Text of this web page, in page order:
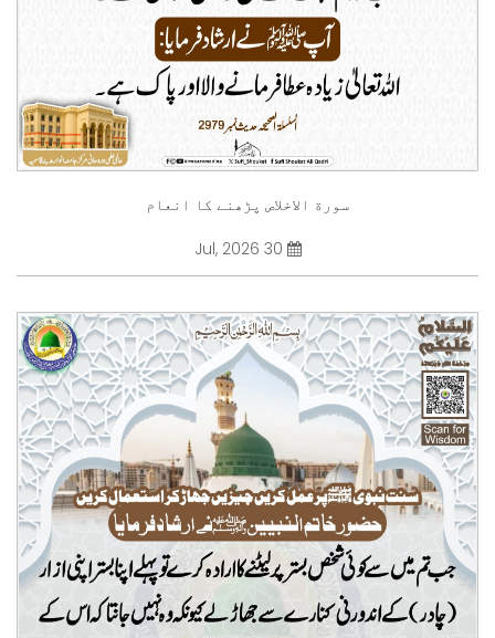
سورة الاخلاص پڑھنے کا انعام